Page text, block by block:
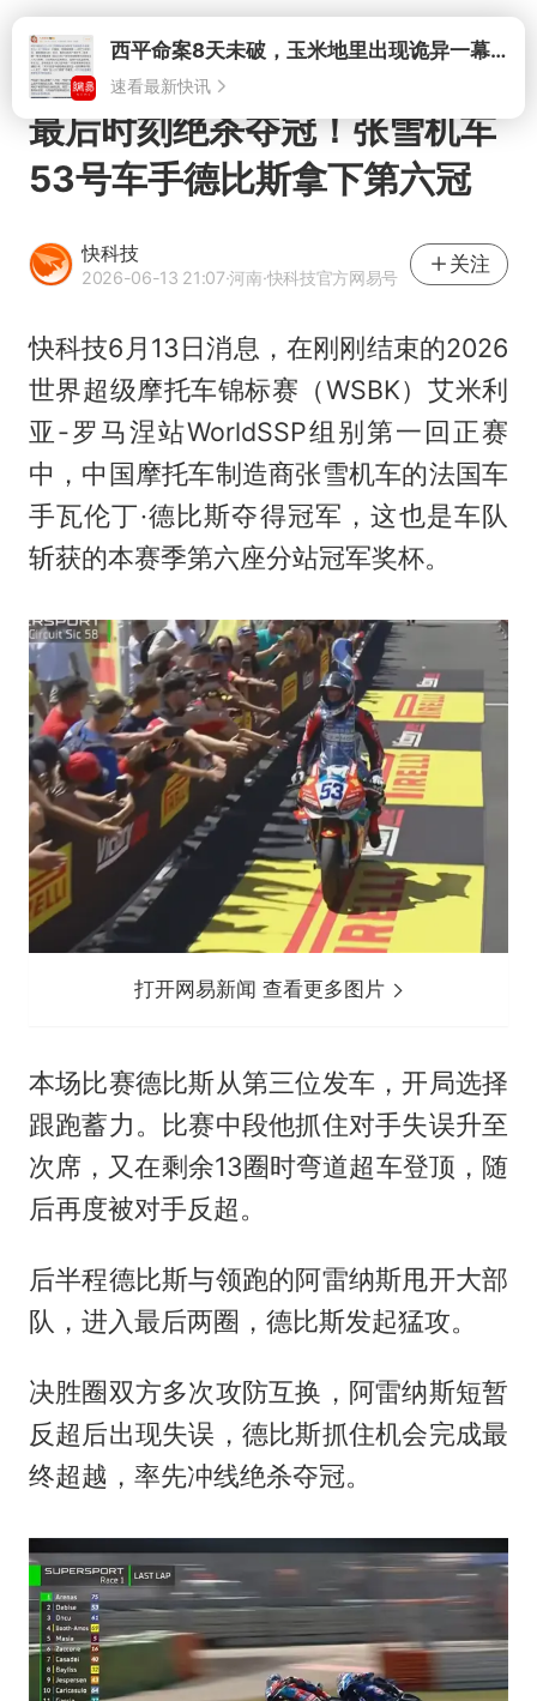
打开
最后时刻绝杀夺冠！张雪机车
53号车手德比斯拿下第六冠
快科技
2026-06-13 21:07·河南·快科技官方网易号
关注
快科技6月13日消息，在刚刚结束的2026
世界超级摩托车锦标赛（WSBK）艾米利
亚-罗马涅站WorldSSP组别第一回正赛
中，中国摩托车制造商张雪机车的法国车
手瓦伦丁·德比斯夺得冠军，这也是车队
斩获的本赛季第六座分站冠军奖杯。
打开网易新闻 查看更多图片
本场比赛德比斯从第三位发车，开局选择
跟跑蓄力。比赛中段他抓住对手失误升至
次席，又在剩余13圈时弯道超车登顶，随
后再度被对手反超。
后半程德比斯与领跑的阿雷纳斯甩开大部
队，进入最后两圈，德比斯发起猛攻。
决胜圈双方多次攻防互换，阿雷纳斯短暂
反超后出现失误，德比斯抓住机会完成最
终超越，率先冲线绝杀夺冠。